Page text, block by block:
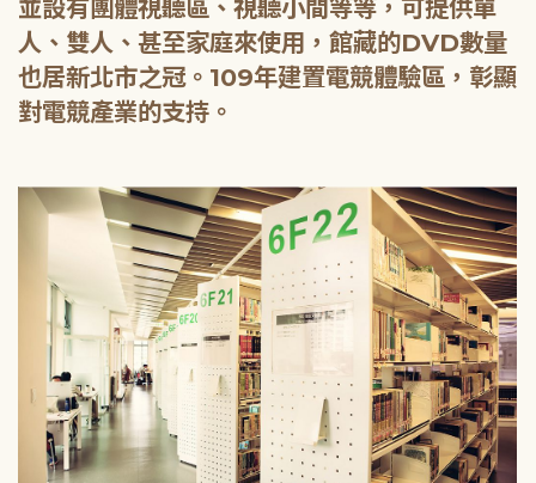
並設有團體視聽區、視聽小間等等，可提供單
人、雙人、甚至家庭來使用，館藏的DVD數量
也居新北市之冠。109年建置電競體驗區，彰顯
對電競產業的支持。